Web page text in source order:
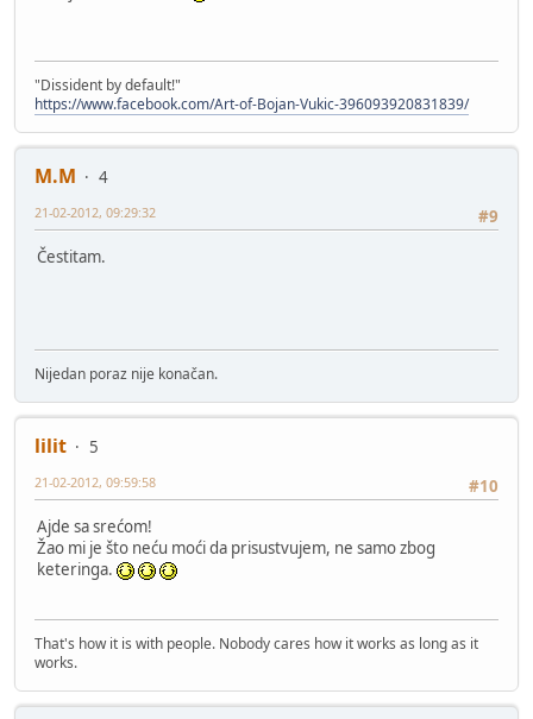
"Dissident by default!"
https://www.facebook.com/Art-of-Bojan-Vukic-396093920831839/
M.M
4
#9
21-02-2012, 09:29:32
Čestitam.
Nijedan poraz nije konačan.
lilit
5
#10
21-02-2012, 09:59:58
Ajde sa srećom!
Žao mi je što neću moći da prisustvujem, ne samo zbog
keteringa.
That's how it is with people. Nobody cares how it works as long as it
works.